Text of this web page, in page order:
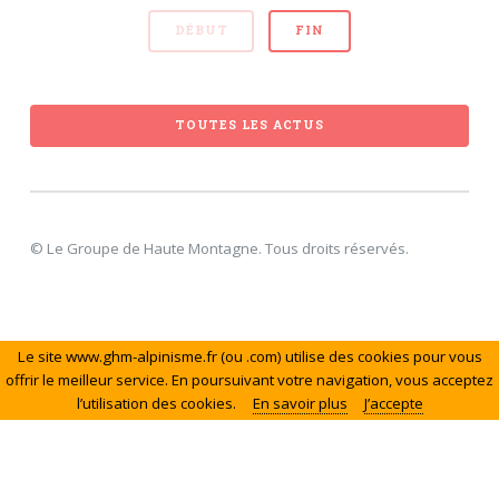
DÉBUT FIN
TOUTES LES ACTUS
© Le Groupe de Haute Montagne. Tous droits réservés.
Le site www.ghm-alpinisme.fr (ou .com) utilise des cookies pour vous
offrir le meilleur service. En poursuivant votre navigation, vous acceptez
l’utilisation des cookies.
En savoir plus J’accepte